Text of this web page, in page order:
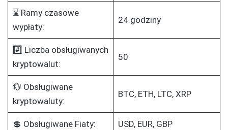
⌛ Ramy czasowe
wypłaty:
24 godziny
#️⃣ Liczba obsługiwanych
kryptowalut:
50
💱 Obsługiwane
kryptowaluty:
BTC, ETH, LTC, XRP
💲 Obsługiwane Fiaty: USD, EUR, GBP